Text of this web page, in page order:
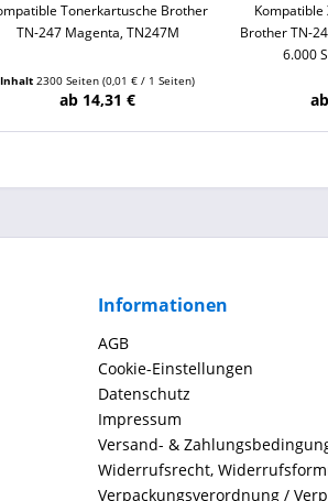
Tonerkartusche Brother
TN-247 Magenta, TN247M
Inhalt2300 Seiten(0,01 € / 1 Seiten)
ab 14,31 €
Kompatible
Brother TN-
6.000
Informationen
AGB
Cookie-Einstellungen
Datenschutz
Impressum
Versand- &
Widerrufsrecht,
Verpackungsverordnung /